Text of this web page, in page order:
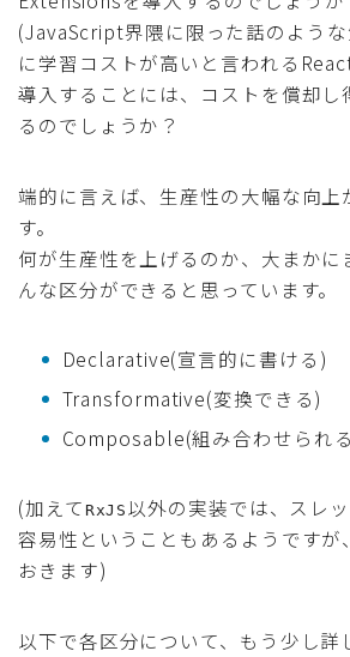
(JavaScript界隈に限った話のよう
に学習コストが高いと言われる
導入することには、コストを償却し
るのでしょうか？
端的に言えば、生産性の大幅な向上
す。
何が生産性を上げるのか、大まかに
んな区分ができると思っています。
Declarative(宣言的に書ける)
Transformative(変換できる)
Composable(組み合わせられ
(加えて RxJS 以外の実装では、スレ
容易性ということもあるようですが
おきます)
以下で各区分について、もう少し詳